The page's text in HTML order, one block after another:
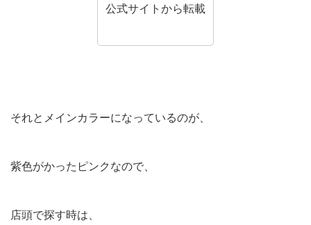
公式サイトから転載
それとメインカラーになっているのが、
紫色がかったピンクなので、
店頭で探す時は、